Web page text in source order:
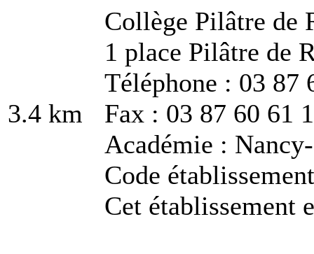
3.4 km
Collège Pilâtre de
1 place Pilâtre de
Téléphone : 03 87
Fax : 03 87 60 61
Académie :
Code
Cet établissement